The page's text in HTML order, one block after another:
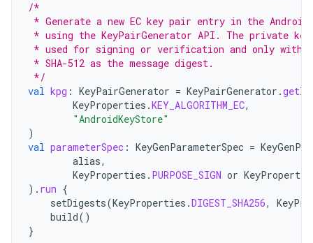
/*
* Generate a new EC key pair entry in the Android
* using the KeyPairGenerator API. The private
* used for signing or verification and only with
* SHA-512 as the message digest.
*/
val kpg : KeyPairGenerator = KeyPairGenerator .
KeyProperties .KEY_ALGORITHM_EC,
"AndroidKeyStore"
)
val parameterSpec : KeyGenParameterSpec =
alias,
KeyProperties . PURPOSE_SIGN or
). run {
setDigests(KeyProperties .DIGEST_SHA256,
build()
}